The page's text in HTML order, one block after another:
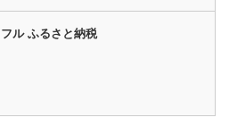
ル ふるさと納税